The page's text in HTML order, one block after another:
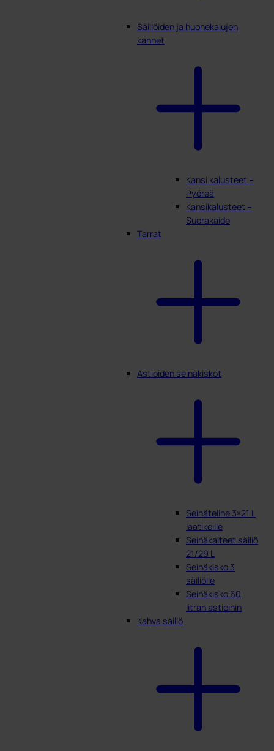
Säiliöiden ja huonekalujen
kannet
Kansi kalusteet –
Pyöreä
Kansikalusteet –
Suorakaide
Tarrat
Astioiden seinäkiskot
Seinäteline 3×21 L
laatikoille
Seinäkaiteet säiliö
21/29 L
Seinäkisko 3
säiliölle
Seinäkisko 60
litran astioihin
Kahva säiliö